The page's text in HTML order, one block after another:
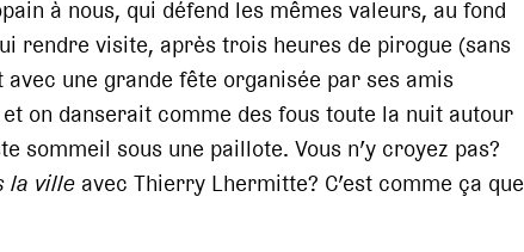
à nous, qui défend les mêmes valeurs, au fond
rendre visite, après trois heures de pirogue (sans
une grande fête organisée par ses amis
on danserait comme des fous toute la nuit autour
sommeil sous une paillote. Vous n’y croyez pas?
la ville avec Thierry Lhermitte? C’est comme ça que